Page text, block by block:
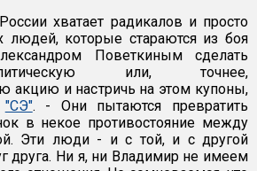
хватает радикалов и просто
людей, которые стараются из боя
Поветкиным сделать
или, точнее,
акцию и настричь на этом купоны,
"CЭ". - Они пытаются превратить
в некое противостояние между
Эти люди - и с той, и с другой
друга. Ни я, ни Владимир не имеем